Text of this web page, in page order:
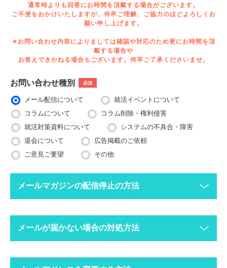
通常時よりも回答にお時間を頂戴する場合がございます。
ご不便をおかけいたしますが、何卒ご理解、ご協力のほどよろしくお
願い申し上げます。
※お問い合わせ内容によりましては確認や対応のため更にお時間を頂
戴する場合や
お答えできかねる場合もございます。何卒ご了承くださいませ。
お問い合わせ種別 必須
メール配信について
就活イベントについて
コラムについて
コラム削除・権利侵害
就活対策資料について
システムの不具合・障害
退会について
広告掲載のご依頼
ご意見ご要望
その他
メールマガジンの配信停止の方法
ってください。
配信停止までに2〜3営業日ほどかかる場合がございますのでご
メールが届かない場合の対処方法